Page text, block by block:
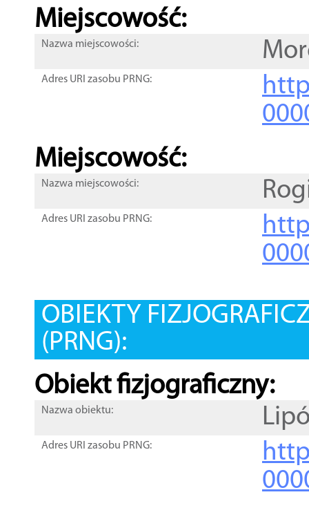
Miejscowość:
Nazwa miejscowości:
Adres URI zasobu PRNG:
Miejscowość:
Nazwa miejscowości:
Adres URI zasobu PRNG:
OBIEKTY
(PRNG):
Obiekt fizjograficzny:
Nazwa obiektu:
Adres URI zasobu PRNG: